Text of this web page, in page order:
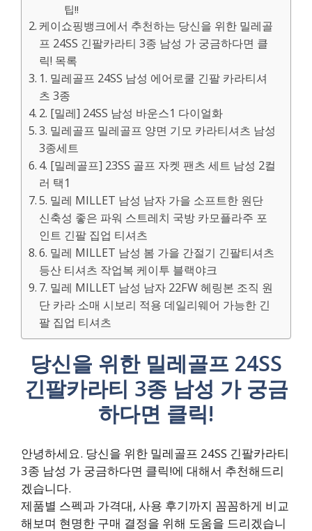
팁!!
케이쇼핑뱅크에서 추천하는 당신을 위한 밀레골
프 24SS 긴팔카라티 3종 남성 가 궁금하다면 클
릭! 목록
1. 밀레골프 24SS 남성 에어로쿨 긴팔 카라티셔
츠 3종
2. [밀레] 24SS 남성 바운스1 다이얼화
3. 밀레골프 밀레골프 양면 기모 카라티셔츠 남성
3종세트
4. [밀레골프] 23SS 골프 자켓 팬츠 세트 남성 2컬
러 택1
5. 밀레 MILLET 남성 남자 가을 소프트한 원단
신축성 좋은 파워 스트레치 국방 카모플라주 포
인트 긴팔 집업 티셔츠
6. 밀레 MILLET 남성 봄 가을 간절기 긴팔티셔츠
등산 티셔츠 작업복 케이투 블랙야크
7. 밀레 MILLET 남성 남자 22FW 헤링본 조직 원
단 카라 소매 시보리 적용 데일리웨어 가능한 긴
팔 집업 티셔츠
당신을 위한 밀레골프 24SS
긴팔카라티 3종 남성 가 궁금
하다면 클릭!
안녕하세요. 당신을 위한 밀레골프 24SS 긴팔카라티
3종 남성 가 궁금하다면 클릭!에 대해서 추천해드리
겠습니다.
제품별 스펙과 가격대, 사용 후기까지 꼼꼼하게 비교
해보며 현명한 구매 결정을 위해 도움을 드리겠습니